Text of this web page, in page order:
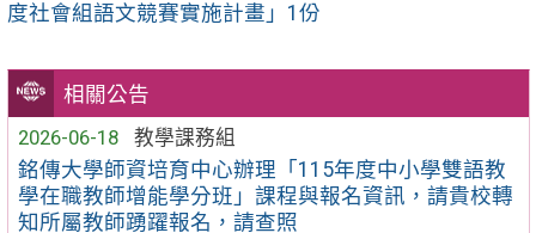
相關公告
2026-06-18
教學課務組
銘傳大學師資培育中心辦理「115年度中小學雙語教
學在職教師增能學分班」課程與報名資訊，請貴校轉
知所屬教師踴躍報名，請查照
度社會組語文競賽實施計畫」1份